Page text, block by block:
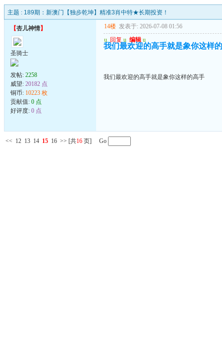
主题 : 189期：新澳门【独步乾坤】精准3肖中特★长期投资！
【杏儿神情】
圣骑士
发帖: 2258
威望: 20182 点
铜币: 10223 枚
贡献值: 0 点
好评度: 0 点
14楼 发表于: 2026-07-08 01:56
u 回复 u 编辑 u
我们最欢迎的高手就是象你这样
我们最欢迎的高手就是象你这样的高手
<< 12 13 14 15 16 >> [共16 页] Go